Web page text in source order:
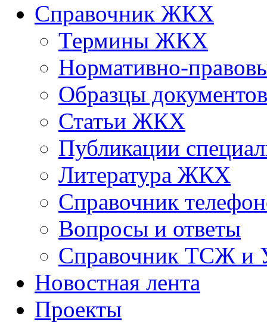
Справочник ЖКХ
Термины ЖКХ
Нормативно-
Образцы документов
Статьи ЖКХ
Публикации
Литература ЖКХ
Справочник
Вопросы и ответы
Справочник ТСЖ и
Новостная лента
Проекты